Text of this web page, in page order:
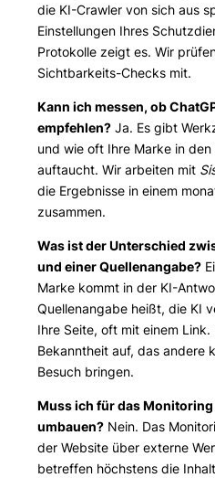
die KI-Crawler von sich aus
Einstellungen Ihres
Protokolle zeigt es. Wir
Sichtbarkeits-Checks mit.
Kann ich messen, ob
empfehlen? Ja. Es gibt
und wie oft Ihre Marke in
auftaucht. Wir arbeiten mit
die Ergebnisse in einem
zusammen.
Was ist der Unterschied
und einer Quellenangabe?
Marke kommt in der KI-
Quellenangabe heißt, die KI
Ihre Seite, oft mit einem Link.
Bekanntheit auf, das andere
Besuch bringen.
Muss ich für das
umbauen? Nein. Das
der Website über externe
betreffen höchstens die